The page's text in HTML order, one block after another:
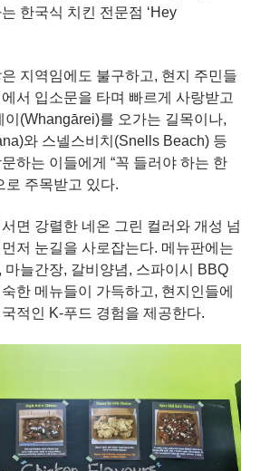
한국식 치킨 전문점 ‘Hey
지역임에도 불구하고, 현지 주민들
서 입소문을 타며 빠르게 사랑받고
이(Whangārei)를 오가는 길목이나,
와 스넬스비치(Snells Beach) 등
하는 이들에게 “꼭 들러야 하는 한
로 주목받고 있다.
면 강렬한 네온 그린 컬러와 개성 넘
저 눈길을 사로잡는다. 메뉴판에는
마늘간장, 갈비양념, 스파이시 BBQ
한 메뉴들이 가득하고, 현지인들에
적인 K-푸드 경험을 제공한다.